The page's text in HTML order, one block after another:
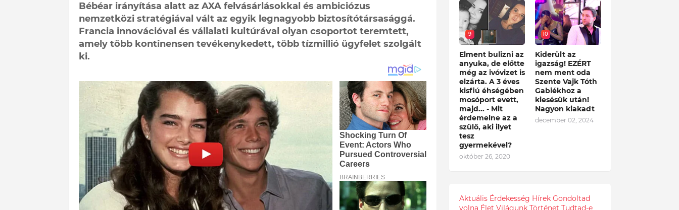
Bébéar irányítása alatt az AXA felvásárlásokkal és ambiciózus
nemzetközi stratégiával vált az egyik legnagyobb biztosítótársasággá.
Francia innovációval és vállalati kultúrával olyan csoportot teremtett,
amely több kontinensen tevékenykedett, több tízmillió ügyfelet szolgált
ki.
9
Elment bulizni az
anyuka, de előtte
még az ivóvizet is
elzárta. A 3 éves
kisfiú éhségében
mosóport evett,
majd... - Mit
érdemelne az a
szülő, aki ilyet
tesz
gyermekével?
október 26, 2020
10
Kiderült az
igazság! EZÉRT
nem ment oda
Szente Vajk Tóth
Gabiékhoz a
kiesésük után!
Nagyon kiakadt
december 02, 2024
Aktuális Érdekesség Hírek Gondoltad
volna Élet Világunk Történet Tudtad-e